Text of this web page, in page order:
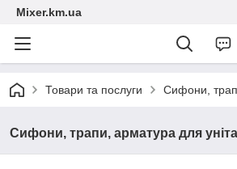
Mixer.km.ua
Товари та послуги Сифони,
Сифони, трапи, арматура для